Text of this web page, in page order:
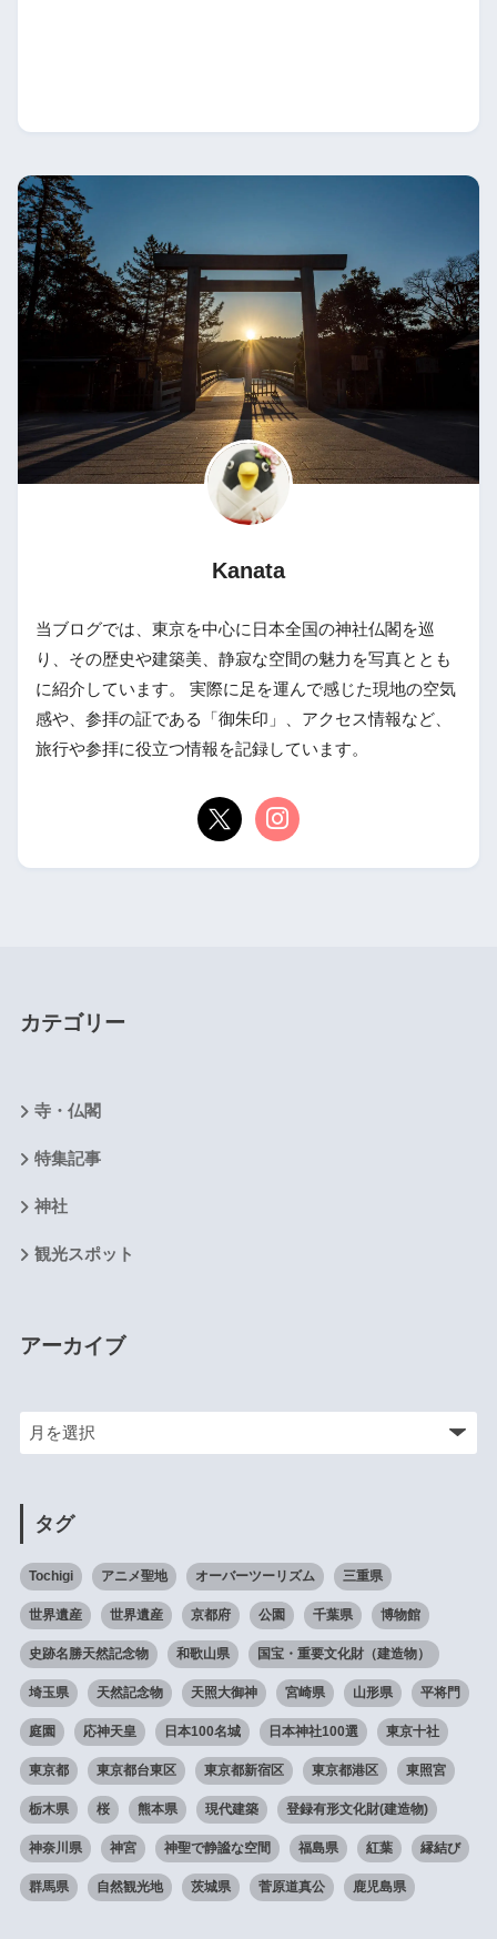
Kanata
当ブログでは、東京を中心に日本全国の神社仏閣を巡
り、その歴史や建築美、静寂な空間の魅力を写真ととも
に紹介しています。 実際に足を運んで感じた現地の空気
感や、参拝の証である「御朱印」、アクセス情報など、
旅行や参拝に役立つ情報を記録しています。
カテゴリー
寺・仏閣
特集記事
神社
観光スポット
アーカイブ
タグ
Tochigi アニメ聖地 オーバーツーリズム 三重県
世界遺産 世界遺産 京都府 公園 千葉県 博物館
史跡名勝天然記念物 和歌山県 国宝・重要文化財（建造物）
埼玉県 天然記念物 天照大御神 宮崎県 山形県 平将門
庭園 応神天皇 日本100名城 日本神社100選 東京十社
東京都 東京都台東区 東京都新宿区 東京都港区 東照宮
栃木県 桜 熊本県 現代建築 登録有形文化財(建造物)
神奈川県 神宮 神聖で静謐な空間 福島県 紅葉 縁結び
群馬県 自然観光地 茨城県 菅原道真公 鹿児島県